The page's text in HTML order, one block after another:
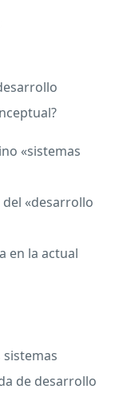
«sistemas
«desarrollo
en la actual
de desarrollo